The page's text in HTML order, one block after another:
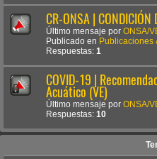
CR-ONSA |
Último mensaje por ONSA/
Publicado en Publicaciones
Respuestas: 1
COVID-19 |
Acuático (VE)
Último mensaje por ONSA/
Respuestas: 10